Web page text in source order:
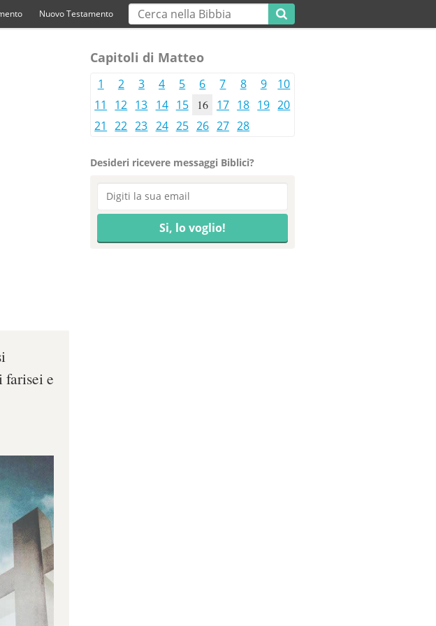
Nuovo Testamento
farisei e
Capitoli di Matteo
1 2 3 4 5 6 7 8 9
10
11
12 13 14 15 16 17 18 19 20
21
22 23 24 25 26 27 28
Desideri ricevere messaggi Biblici?